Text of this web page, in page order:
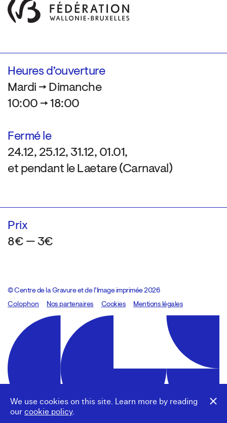
We use cookies on this site. Learn more by reading
our cookie policy.
Heures d’ouverture
Mardi → Dimanche
10:00 → 18:00
Fermé le
24.12, 25.12, 31.12, 01.01,
et pendant le Laetare (Carnaval)
Prix
8€ — 3€
© Centre de la Gravure et de l’Image imprimée 2026
Colophon
Design:Marcel Kaczmarek, code:8080.studio
Nos partenaires Cookies Mentions légales